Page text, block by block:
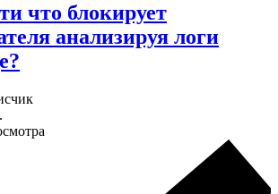
что блокирует
анализируя логи